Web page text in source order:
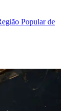
Popular de